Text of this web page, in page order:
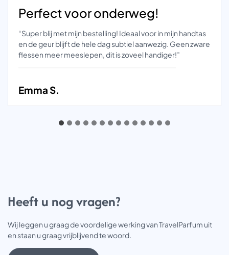
Perfect voor onderweg!
“Super blij met mijn bestelling! Ideaal voor in mijn handtas
en de geur blijft de hele dag subtiel aanwezig. Geen zware
flessen meer meeslepen, dit is zoveel handiger!”
Emma S.
Heeft u nog vragen?
Wij leggen u graag de voordelige werking van TravelParfum uit
en staan u graag vrijblijvend te woord.